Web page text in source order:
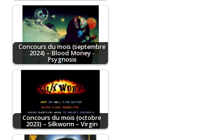
Concours du mois (septembre
2024) – Blood Money -
Psygnosis
Concours du mois (octobre
2023) – Silkworm – Virgin